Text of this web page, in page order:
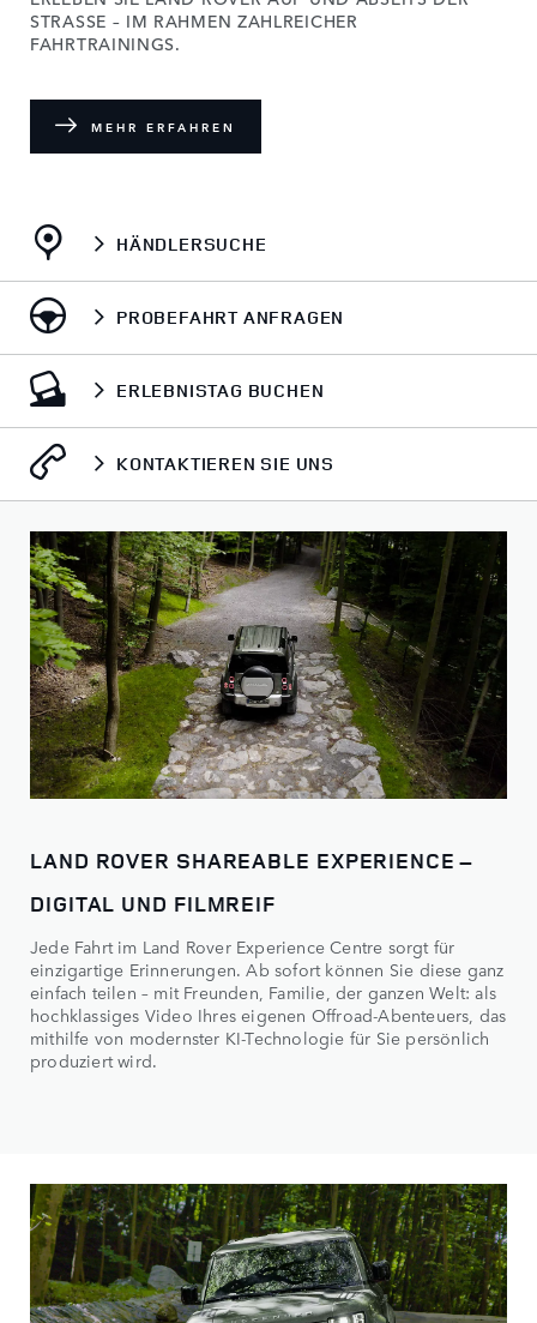
STRASSE – IM RAHMEN ZAHLREICHER
FAHRTRAININGS.
MEHR ERFAHREN
HÄNDLERSUCHE
PROBEFAHRT ANFRAGEN
ERLEBNISTAG BUCHEN
KONTAKTIEREN SIE UNS
LAND ROVER SHAREABLE EXPERIENCE –
DIGITAL UND FILMREIF
Jede Fahrt im Land Rover Experience Centre sorgt für
einzigartige Erinnerungen. Ab sofort können Sie diese ganz
einfach teilen – mit Freunden, Familie, der ganzen Welt: als
hochklassiges Video Ihres eigenen Offroad-Abenteuers, das
mithilfe von modernster KI-Technologie für Sie persönlich
produziert wird.